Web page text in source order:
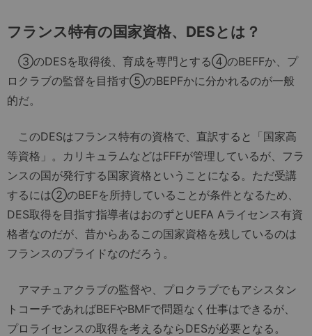
フランス特有の国家資格、DESとは？
③のDESを取得後、育成を専門とする④のBEFFか、プ
ロクラブの監督を目指す⑤のBEPFかに分かれるのが一般
的だ。
このDESはフランス特有の資格で、直訳すると「国家高
等資格」。カリキュラムなどはFFFが管理しているが、フラ
ンスの国が発行する国家資格ということになる。ただ受講
するには②のBEFを所持していることが条件となるため、
DES取得を目指す指導者はおのずとUEFA Aライセンス有資
格者なのだが、昔からあるこの国家資格を残しているのは
フランスのプライドなのだろう。
アマチュアクラブの監督や、プロクラブでもアシスタン
トコーチであればBEFやBMFで問題なく仕事はできるが、
プロライセンスの取得を考えるならDESが必要となる。